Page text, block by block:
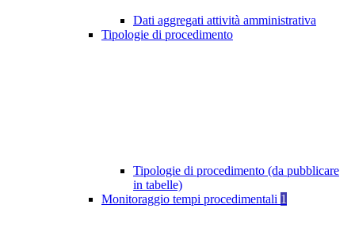
Dati aggregati attività amministrativa
Tipologie di procedimento
Tipologie di procedimento (da pubblicare
in tabelle)
Monitoraggio tempi procedimentali 1